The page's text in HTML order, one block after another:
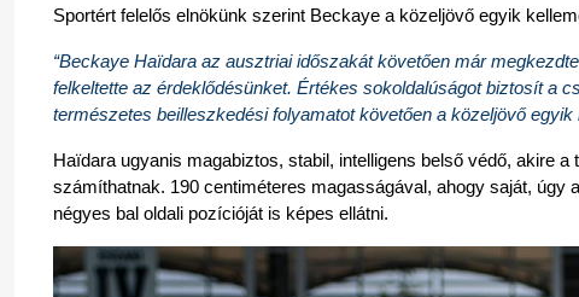
Sportért felelős elnökünk szerint Beckaye a közeljövő egyik
“Beckaye Haïdara az ausztriai időszakát követően már
felkeltette az érdeklődésünket. Értékes sokoldalúságot biztosít a
természetes beilleszkedési folyamatot követően a közeljövő egyik
Haïdara ugyanis magabiztos, stabil, intelligens belső védő, akire
számíthatnak. 190 centiméteres magasságával, ahogy saját, úgy
négyes bal oldali pozícióját is képes ellátni.